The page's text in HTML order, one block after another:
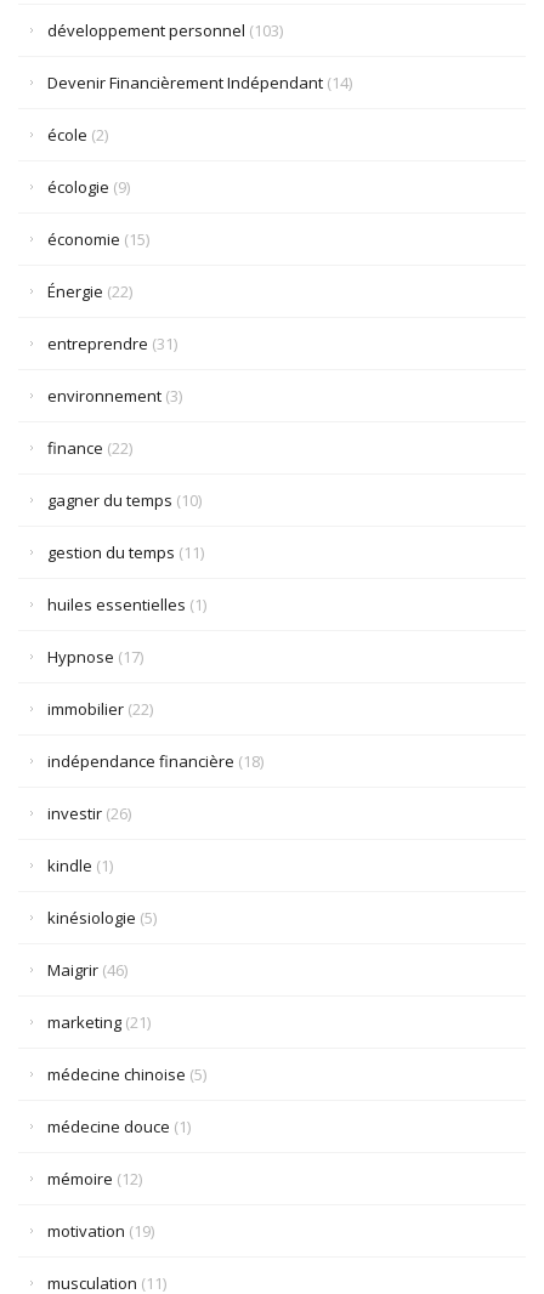
développement personnel (103)
Devenir Financièrement Indépendant (14)
école (2)
écologie (9)
économie (15)
Énergie (22)
entreprendre (31)
environnement (3)
finance (22)
gagner du temps (10)
gestion du temps (11)
huiles essentielles (1)
Hypnose (17)
immobilier (22)
indépendance financière (18)
investir (26)
kindle (1)
kinésiologie (5)
Maigrir (46)
marketing (21)
médecine chinoise (5)
médecine douce (1)
mémoire (12)
motivation (19)
musculation (11)